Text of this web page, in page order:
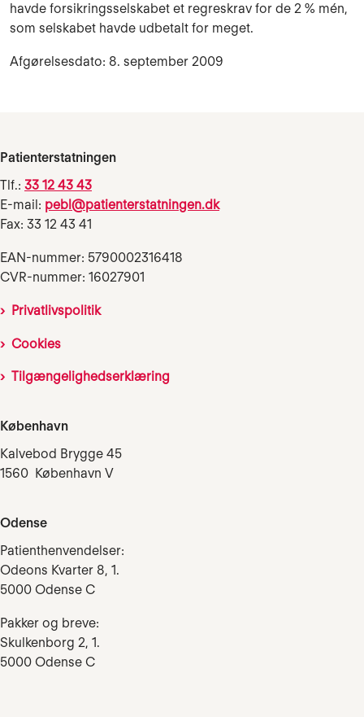
havde forsikringsselskabet et regreskrav for de 2 % mén,
som selskabet havde udbetalt for meget.
Afgørelsesdato: 8. september 2009
Patienterstatningen
Tlf.: 33 12 43 43
E-mail: pebl@patienterstatningen.dk
Fax: 33 12 43 41
EAN-nummer: 5790002316418
CVR-nummer: 16027901
Privatlivspolitik
Cookies
Tilgængelighedserklæring
København
Kalvebod Brygge 45
1560 København V
Odense
Patienthenvendelser:
Odeons Kvarter 8, 1.
5000 Odense C
Pakker og breve:
Skulkenborg 2, 1.
5000 Odense C